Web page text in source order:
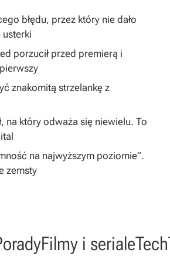
błędu, przez który nie dało
porzucił przed premierą i
znakomitą strzelankę z
na który odważa się niewielu. To
na najwyższym poziomie”.
zemsty
Filmy i serialeTech